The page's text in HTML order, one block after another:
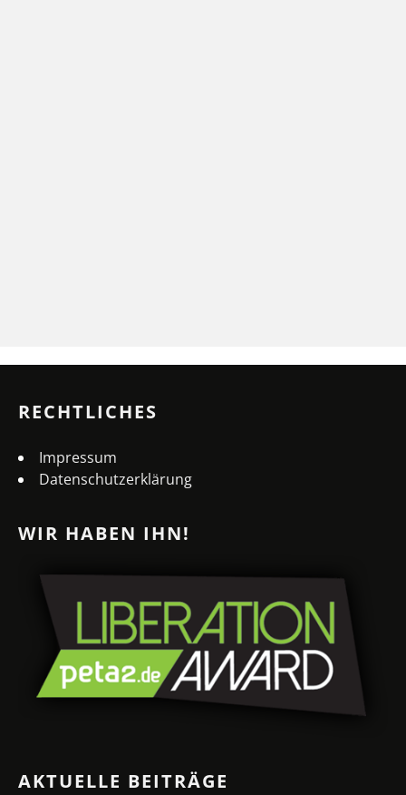
RECHTLICHES
Impressum
Datenschutzerklärung
WIR HABEN IHN!
AKTUELLE BEITRÄGE